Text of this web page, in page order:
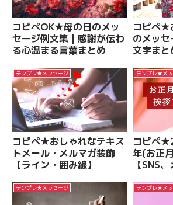
コピペOK★母の日のメッ
セージ例文集｜感謝が伝わ
る心温まる言葉まとめ
コピペ★
のメッ
文字ま
テンプレ★メッセージ
コピペ★おしゃれなテキス
トメール・メルマガ装飾
【ライン・囲み線】
テンプレ★メ
コピペ
年(お正
【SNS
テンプレ★メッセージ テンプレ★メ